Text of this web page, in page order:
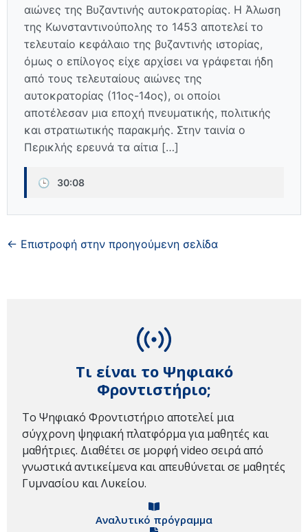
αιώνες της Βυζαντινής αυτοκρατορίας. Η Άλωση
της Κωνσταντινούπολης το 1453 αποτελεί το
τελευταίο κεφάλαιο της βυζαντινής ιστορίας,
όμως ο επίλογος είχε αρχίσει να γράφεται ήδη
από τους τελευταίους αιώνες της
αυτοκρατορίας (11ος-14ος), οι οποίοι
αποτέλεσαν μια εποχή πνευματικής, πολιτικής
και στρατιωτικής παρακμής. Στην ταινία ο
Περικλής ερευνά τα αίτια […]
🕒 30:08
← Επιστροφή στην προηγούμενη σελίδα
Τι είναι το Ψηφιακό
Φροντιστήριο;
Το Ψηφιακό Φροντιστήριο αποτελεί μια
σύγχρονη ψηφιακή πλατφόρμα για μαθητές και
μαθήτριες. Διαθέτει σε μορφή video σειρά από
γνωστικά αντικείμενα και απευθύνεται σε μαθητές
Γυμνασίου και Λυκείου.
Αναλυτικό πρόγραμμα